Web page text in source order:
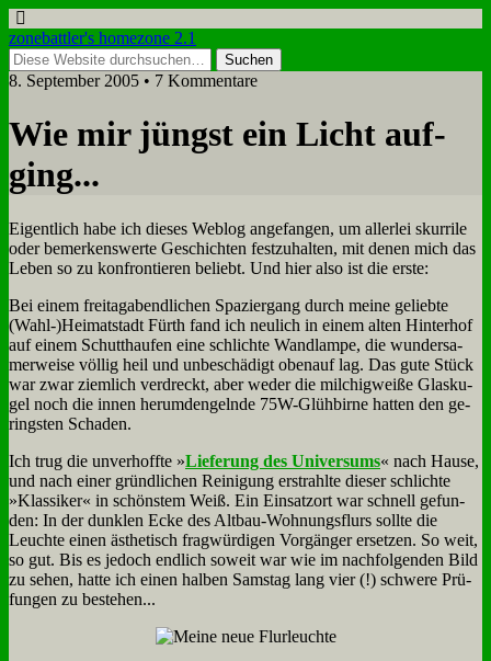
zonebattler's homezone 2.1
8. September 2005 • 7 Kommentare
Wie mir jüngst ein Licht auf­
ging...
Ei­gent­lich ha­be ich die­ses Web­log an­ge­fan­gen, um al­ler­lei skur­ri­le
oder be­mer­kens­wer­te Ge­schich­ten fest­zu­hal­ten, mit de­nen mich das
Le­ben so zu kon­fron­tie­ren be­liebt. Und hier al­so ist die er­ste:
Bei ei­nem frei­tag­abend­li­chen Spa­zier­gang durch mei­ne ge­lieb­te
(Wahl-)Heimatstadt Fürth fand ich neu­lich in ei­nem al­ten Hin­ter­hof
auf ei­nem Schutt­hau­fen ei­ne schlich­te Wand­lam­pe, die wun­der­sa­
mer­wei­se völ­lig heil und un­be­schä­digt oben­auf lag. Das gu­te Stück
war zwar ziem­lich ver­dreckt, aber we­der die mil­chig­wei­ße Glas­ku­
gel noch die in­nen her­umd­en­geln­de 75W-Glüh­bir­ne hat­ten den ge­
ring­sten Scha­den.
Ich trug die un­ver­hoff­te »Lie­fe­rung des Uni­ver­sums« nach Hau­se,
und nach ei­ner gründ­li­chen Rei­ni­gung er­strahl­te die­ser schlich­te
»Klas­si­ker« in schön­stem Weiß. Ein Ein­satz­ort war schnell ge­fun­
den: In der dunk­len Ecke des Alt­bau-Woh­nungs­flurs soll­te die
Leuch­te ei­nen äs­the­tisch frag­wür­di­gen Vor­gän­ger er­set­zen. So weit,
so gut. Bis es je­doch end­lich so­weit war wie im nach­fol­gen­den Bild
zu se­hen, hat­te ich ei­nen hal­ben Sams­tag lang vier (!) schwe­re Prü­
fun­gen zu be­stehen...